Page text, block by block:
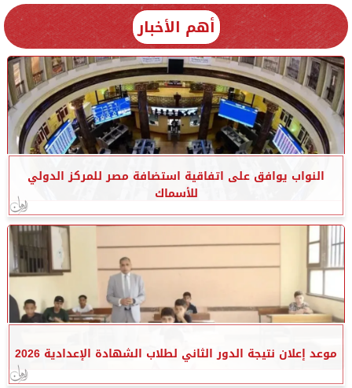
أهم الأخبار
النواب يوافق على اتفاقية استضافة مصر للمركز الدولي
للأسماك
موعد إعلان نتيجة الدور الثاني لطلاب الشهادة الإعدادية 2026